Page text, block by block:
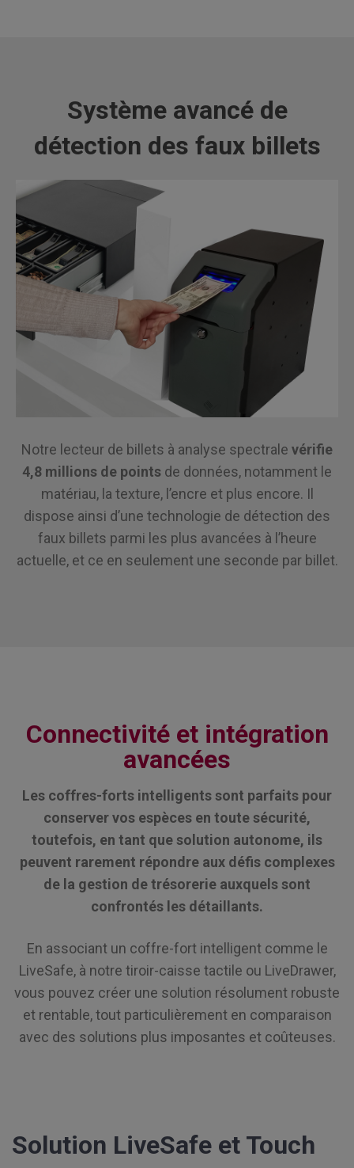
Système avancé de
détection des faux billets
Notre lecteur de billets à analyse spectrale vérifie
4,8 millions de points de données, notamment le
matériau, la texture, l’encre et plus encore. Il
dispose ainsi d’une technologie de détection des
faux billets parmi les plus avancées à l’heure
actuelle, et ce en seulement une seconde par billet.
Connectivité et intégration
avancées
Les coffres-forts intelligents sont parfaits pour
conserver vos espèces en toute sécurité,
toutefois, en tant que solution autonome, ils
peuvent rarement répondre aux défis complexes
de la gestion de trésorerie auxquels sont
confrontés les détaillants.
En associant un coffre-fort intelligent comme le
LiveSafe, à notre tiroir-caisse tactile ou LiveDrawer,
vous pouvez créer une solution résolument robuste
et rentable, tout particulièrement en comparaison
avec des solutions plus imposantes et coûteuses.
Solution LiveSafe et Touch